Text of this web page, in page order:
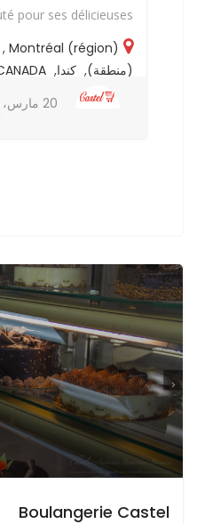
pour ses délicieuses...
, Montréal (région)
(منطقة), كندا,
20 مارس، 2026
Boulangerie Castel